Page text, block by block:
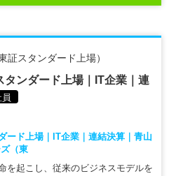
証スタンダード上場）
ンダード上場｜IT企業｜連
ード上場｜IT企業｜連結決算｜青山
（東
を起こし、従来のビジネスモデルを